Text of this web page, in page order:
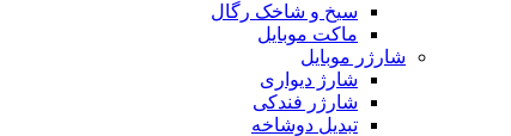
سیخ و شاخک رگال
ماکت موبایل
شارژر موبایل
شارژ دیواری
شارژر فندکی
تبدیل دوشاخه